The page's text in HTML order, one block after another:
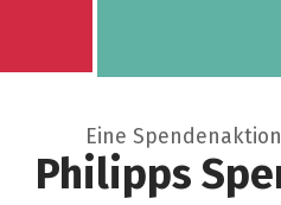
Eine
Philipps